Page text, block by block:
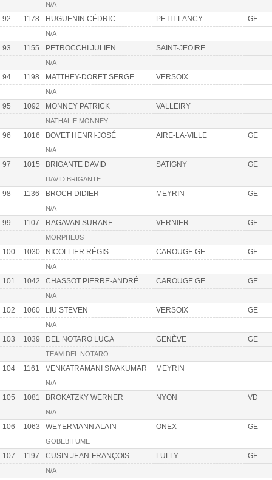
N/A
92 1178 HUGUENIN CÉDRIC PETIT-LANCY GE
N/A
93 1155 PETROCCHI JULIEN SAINT-JEOIRE
N/A
94 1198 MATTHEY-DORET SERGE VERSOIX
N/A
95 1092 MONNEY PATRICK VALLEIRY
NATHALIE MONNEY
96 1016 BOVET HENRI-JOSÉ AIRE-LA-VILLE GE
N/A
97 1015 BRIGANTE DAVID SATIGNY GE
DAVID BRIGANTE
98 1136 BROCH DIDIER MEYRIN GE
N/A
99 1107 RAGAVAN SURANE VERNIER GE
MORPHEUS
100 1030 NICOLLIER RÉGIS CAROUGE GE GE
N/A
101 1042 CHASSOT PIERRE-ANDRÉ CAROUGE GE GE
N/A
102 1060 LIU STEVEN VERSOIX GE
N/A
103 1039 DEL NOTARO LUCA GENÈVE GE
TEAM DEL NOTARO
104 1161 VENKATRAMANI SIVAKUMAR MEYRIN
N/A
105 1081 BROKATZKY WERNER NYON VD
N/A
106 1063 WEYERMANN ALAIN ONEX GE
GOBEBITUME
107 1197 CUSIN JEAN-FRANÇOIS LULLY GE
N/A